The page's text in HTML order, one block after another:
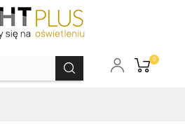
0